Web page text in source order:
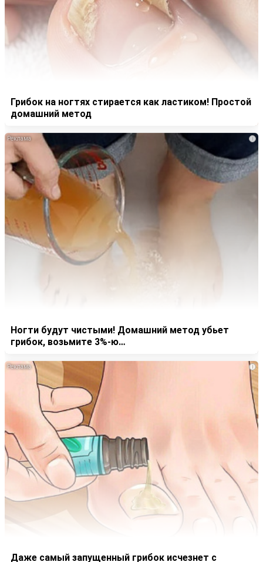
Грибок на ногтях стирается как ластиком! Простой
домашний метод
i
Ногти будут чистыми! Домашний метод убьет
грибок, возьмите 3%-ю…
i
Даже самый запущенный грибок исчезнет с